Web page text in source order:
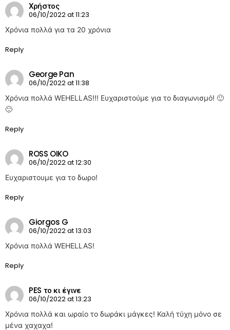
Χρήστος
06/10/2022 at 11:23
Χρόνια πολλά για τα 20 χρόνια
Reply
George Pan
06/10/2022 at 11:38
Χρόνια πολλά WEHELLAS!!! Ευχαριστούμε για το διαγωνισμό! 🙂
🙂
Reply
ROSS OIKO
06/10/2022 at 12:30
Ευχαριστουμε για το δωρο!
Reply
Giorgos G
06/10/2022 at 13:03
Χρόνια πολλά WEHELLAS!
Reply
PES το κι έγινε
06/10/2022 at 13:23
Χρόνια πολλά και ωραίο το δωράκι μάγκες! Καλή τύχη μόνο σε
μένα χαχαχα!